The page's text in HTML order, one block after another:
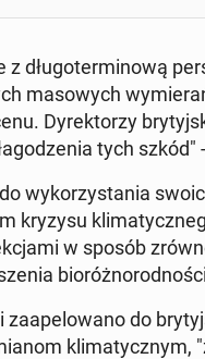
z dłu­go­ter­mi­no­wą
ma­so­wych
Dy­rek­to­rzy
tych
wy­ko­rzy­sta­nia
kryzysu
w sposób
za­ape­lo­wa­no do
kli­ma­tycz­nym,